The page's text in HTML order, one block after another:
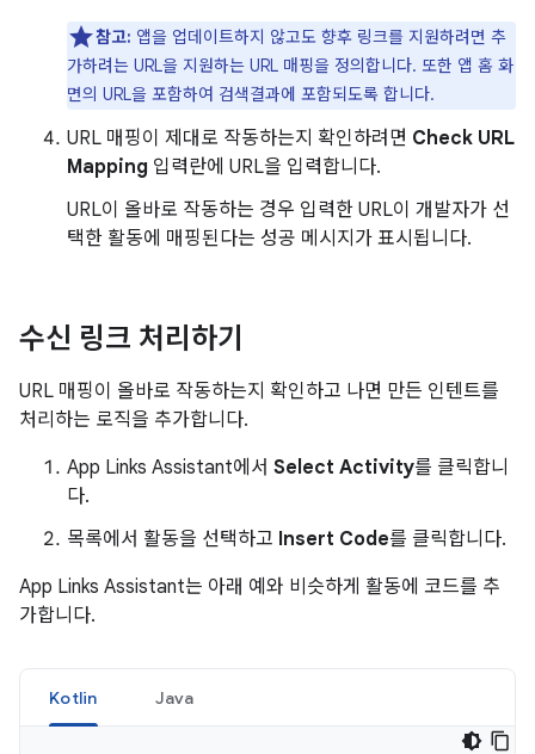
참고: 앱을 업데이트하지 않고도 향후 링크를 지원하려면 추
가하려는 URL을 지원하는 URL 매핑을 정의합니다. 또한 앱 홈 화
면의 URL을 포함하여 검색결과에 포함되도록 합니다.
URL 매핑이 제대로 작동하는지 확인하려면 Check URL
Mapping 입력란에 URL을 입력합니다.
URL이 올바로 작동하는 경우 입력한 URL이 개발자가 선
택한 활동에 매핑된다는 성공 메시지가 표시됩니다.
수신 링크 처리하기
URL 매핑이 올바로 작동하는지 확인하고 나면 만든 인텐트를
처리하는 로직을 추가합니다.
App Links Assistant에서 Select Activity를 클릭합니
다.
목록에서 활동을 선택하고 Insert Code를 클릭합니다.
App Links Assistant는 아래 예와 비슷하게 활동에 코드를 추
가합니다.
Kotlin Java